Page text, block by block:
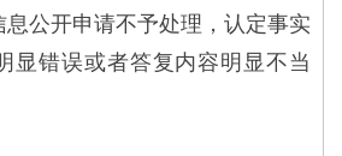
公开申请不予处理，认定事实
显错误或者答复内容明显不当